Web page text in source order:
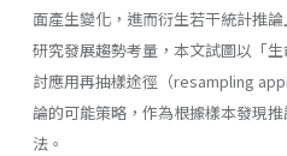
面產生變化，進而衍生若干統計推
研究發展趨勢考量，本文試圖以「
討應用再抽樣途徑（resampling
論的可能策略，作為根據樣本發現
法。